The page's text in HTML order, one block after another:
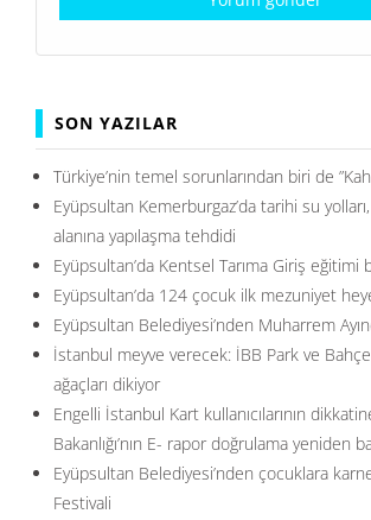
SON YAZILAR
Türkiye’nin temel sorunlarından biri de
Eyüpsultan Kemerburgaz’da tarihi su
alanına yapılaşma tehdidi
Eyüpsultan’da Kentsel Tarıma Giriş eğitimi
Eyüpsultan’da 124 çocuk ilk mezuniyet
Eyüpsultan Belediyesi’nden Muharrem
İstanbul meyve verecek: İBB Park ve
ağaçları dikiyor
Engelli İstanbul Kart kullanıcılarının
Bakanlığı’nın E- rapor doğrulama yeniden
Eyüpsultan Belediyesi’nden çocuklara
Festivali